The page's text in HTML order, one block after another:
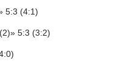
5:3 (4:1)
5:3 (3:2)